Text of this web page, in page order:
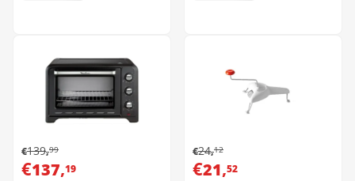
€139,99
€137,19
€24,12
€21,52